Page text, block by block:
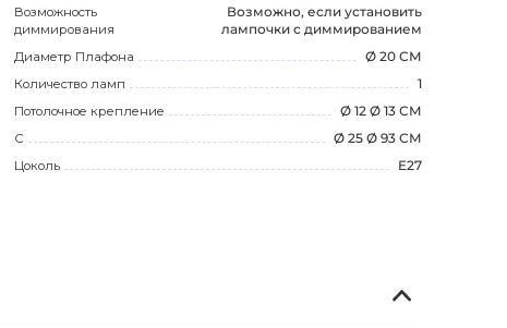
Возможность
диммирования
Возможно, если установить
лампочки с диммированием
Диаметр Плафона
Ø 20 СМ
Количество ламп
1
Потолочное крепление
Ø 12 Ø 13 СМ
С
Ø 25 Ø 93 СМ
Цоколь
E27